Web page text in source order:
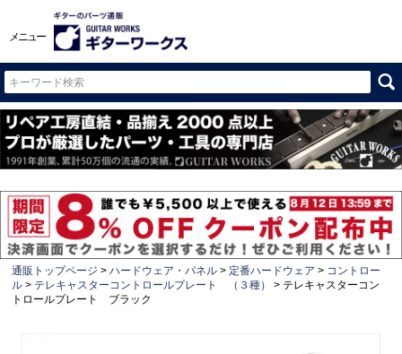
メニュー
通販トップページ ハードウェア・パネル 定番ハードウェア
コントロー
ル
テレキャスターコントロールプレート （３種）
テレキャスターコン
トロールプレート ブラック